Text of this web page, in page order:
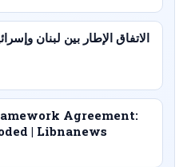
Agreement:
| Libnanews